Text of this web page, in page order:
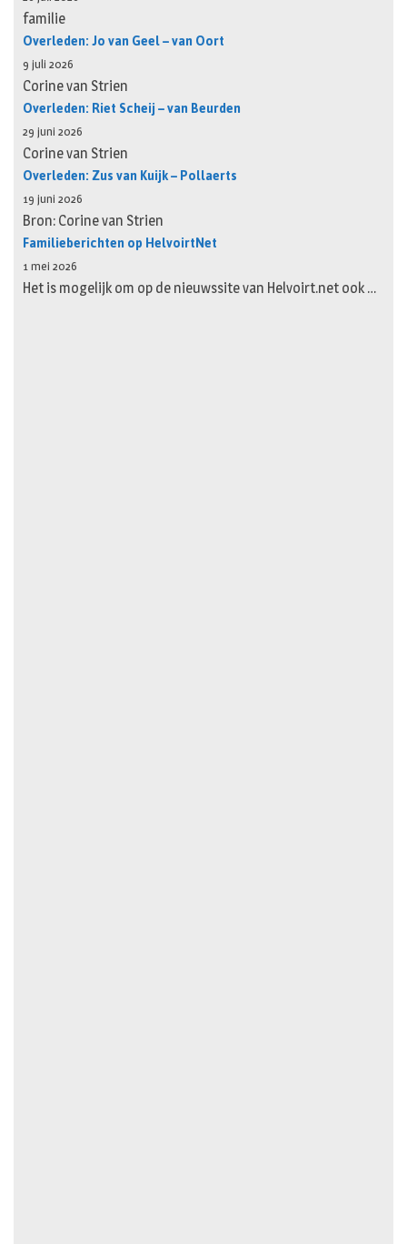
familie
Overleden: Jo van Geel – van Oort
9 juli 2026
Corine van Strien
Overleden: Riet Scheij – van Beurden
29 juni 2026
Corine van Strien
Overleden: Zus van Kuijk – Pollaerts
19 juni 2026
Bron: Corine van Strien
Familieberichten op HelvoirtNet
1 mei 2026
Het is mogelijk om op de nieuwssite van Helvoirt.net ook …